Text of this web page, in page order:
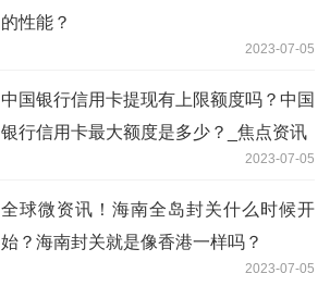
的性能？
2023-07-05
中国银行信用卡提现有上限额度吗？中国
银行信用卡最大额度是多少？_焦点资讯
2023-07-05
全球微资讯！海南全岛封关什么时候开
始？海南封关就是像香港一样吗？
2023-07-05